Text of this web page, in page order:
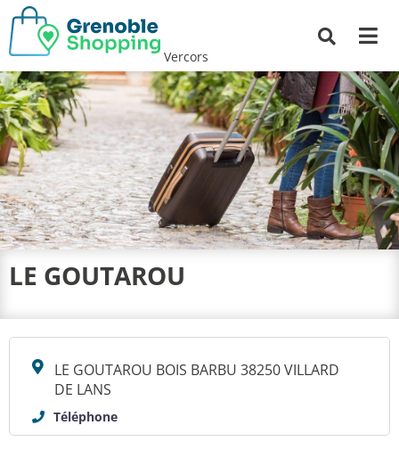
Vercors
LE GOUTAROU
LE GOUTAROU BOIS BARBU 38250 VILLARD
DE LANS
Téléphone